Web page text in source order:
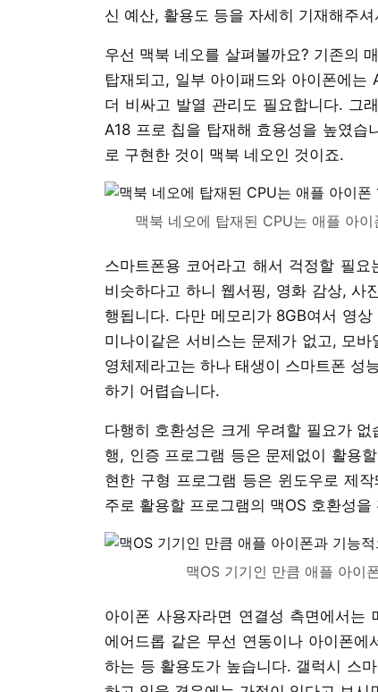
신 예산, 활용도 등을 자세히 기재해주
우선 맥북 네오를 살펴볼까요? 기존의
탑재되고, 일부 아이패드와 아이폰에는
더 비싸고 발열 관리도 필요합니다. 그
A18 프로 칩을 탑재해 효용성을 높였습
로 구현한 것이 맥북 네오인 것이죠.
맥북 네오에 탑재된 CPU는 애플 아
스마트폰용 코어라고 해서 걱정할 필
비슷하다고 하니 웹서핑, 영화 감상, 사
행됩니다. 다만 메모리가 8GB여서 영
미나이같은 서비스는 문제가 없고, 모
영체제라고는 하나 태생이 스마트폰 성
하기 어렵습니다.
다행히 호환성은 크게 우려할 필요가
행, 인증 프로그램 등은 문제없이 활용
현한 구형 프로그램 등은 윈도우로 제
주로 활용할 프로그램의 맥OS 호환성
맥OS 기기인 만큼 애플 아이
아이폰 사용자라면 연결성 측면에서는
에어드롭 같은 무선 연동이나 아이폰
하는 등 활용도가 높습니다. 갤럭시 스